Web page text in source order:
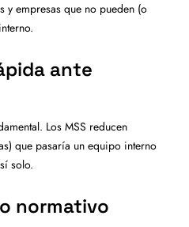
y empresas que no pueden (o
ante
Los MSS reducen
que pasaría un equipo interno
solo.
normativo